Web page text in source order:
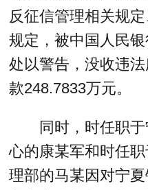
反征信管理相关规
规定，被中国人民
处以警告，没收违
款248.7833万元。
同时，时任职
心的康某军和时任
理部的马某因对宁